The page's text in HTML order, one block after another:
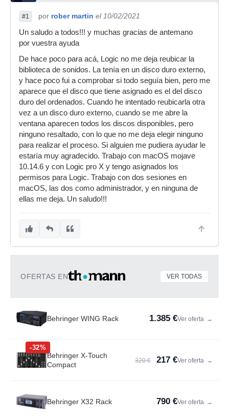
#1 por rober martin el 10/02/2021
Un saludo a todos!!! y muchas gracias de antemano
por vuestra ayuda
De hace poco para acá, Logic no me deja reubicar la
biblioteca de sonidos. La tenía en un disco duro externo,
y hace poco fui a comprobar si todo seguía bien, pero me
aparece que el disco que tiene asignado es el del disco
duro del ordenados. Cuando he intentado reubicarla otra
vez a un disco duro externo, cuando se me abre la
ventana aparecen todos los discos disponibles, pero
ninguno resaltado, con lo que no me deja elegir ninguno
para realizar el proceso. Si alguien me pudiera ayudar le
estaría muy agradecido. Trabajo con macOS mojave
10.14.6 y con Logic pro X y tengo asignados los
permisos para Logic. Trabajo con dos sesiones en
macOS, las dos como administrador, y en ninguna de
ellas me deja. Un saludo!!!
OFERTAS EN VER TODAS
Behringer WING Rack 1.385 €Ver oferta →
-32%
Behringer X-Touch
Compact
320 € 217 €Ver oferta →
Behringer X32 Rack 790 €Ver oferta →